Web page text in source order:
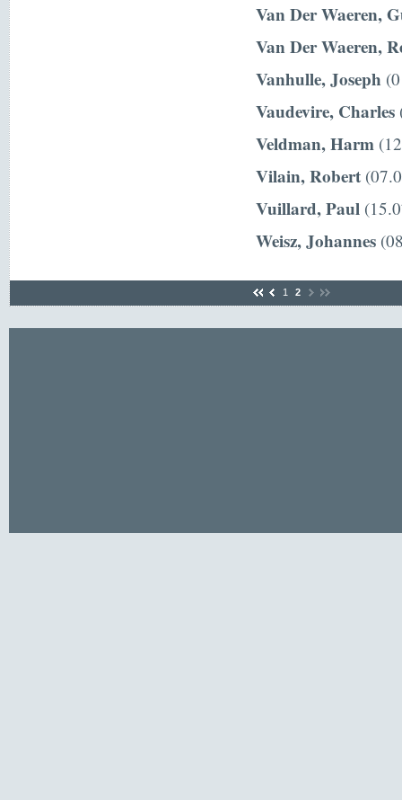
Van Der Waeren,
Van Der Waeren,
Vanhulle, Joseph
Vaudevire, Charles
Veldman, Harm
Vilain, Robert
Vuillard, Paul
Weisz, Johannes
1 2